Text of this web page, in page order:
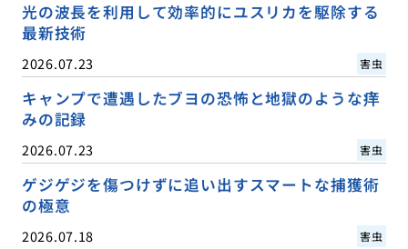
光の波長を利用して効率的にユスリカを駆除する
最新技術
2026.07.23 害虫
キャンプで遭遇したブヨの恐怖と地獄のような痒
みの記録
2026.07.23 害虫
ゲジゲジを傷つけずに追い出すスマートな捕獲術
の極意
2026.07.18 害虫